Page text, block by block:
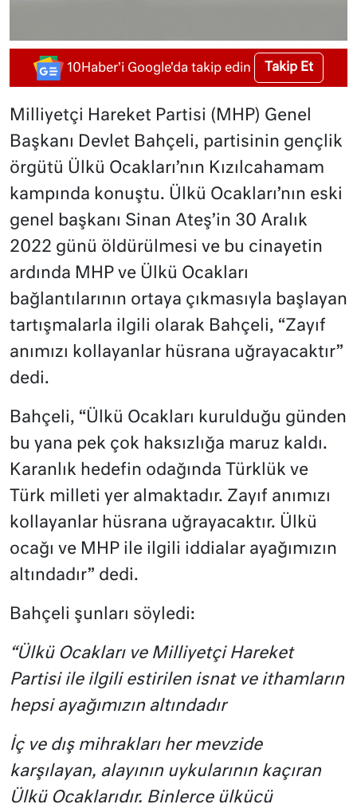
10Haber'i Google'da takip edin Takip Et
Milliyetçi Hareket Partisi (MHP) Genel
Başkanı Devlet Bahçeli, partisinin gençlik
örgütü Ülkü Ocakları’nın Kızılcahamam
kampında konuştu. Ülkü Ocakları’nın eski
genel başkanı Sinan Ateş’in 30 Aralık
2022 günü öldürülmesi ve bu cinayetin
ardında MHP ve Ülkü Ocakları
bağlantılarının ortaya çıkmasıyla başlayan
tartışmalarla ilgili olarak Bahçeli, “Zayıf
anımızı kollayanlar hüsrana uğrayacaktır”
dedi.
Bahçeli, “Ülkü Ocakları kurulduğu günden
bu yana pek çok haksızlığa maruz kaldı.
Karanlık hedefin odağında Türklük ve
Türk milleti yer almaktadır. Zayıf anımızı
kollayanlar hüsrana uğrayacaktır. Ülkü
ocağı ve MHP ile ilgili iddialar ayağımızın
altındadır” dedi.
Bahçeli şunları söyledi:
“Ülkü Ocakları ve Milliyetçi Hareket
Partisi ile ilgili estirilen isnat ve ithamların
hepsi ayağımızın altındadır
İç ve dış mihrakları her mevzide
karşılayan, alayının uykularının kaçıran
Ülkü Ocaklarıdır. Binlerce ülkücü